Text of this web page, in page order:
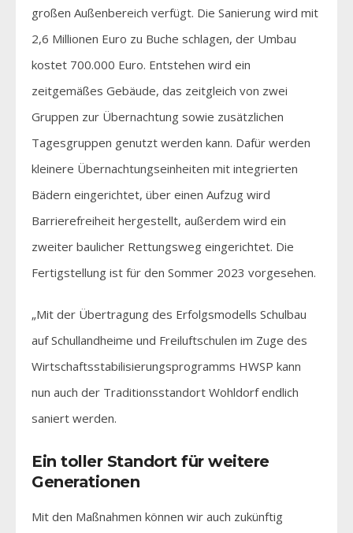
großen Außenbereich verfügt. Die Sanierung wird mit
2,6 Millionen Euro zu Buche schlagen, der Umbau
kostet 700.000 Euro. Entstehen wird ein
zeitgemäßes Gebäude, das zeitgleich von zwei
Gruppen zur Übernachtung sowie zusätzlichen
Tagesgruppen genutzt werden kann. Dafür werden
kleinere Übernachtungseinheiten mit integrierten
Bädern eingerichtet, über einen Aufzug wird
Barrierefreiheit hergestellt, außerdem wird ein
zweiter baulicher Rettungsweg eingerichtet. Die
Fertigstellung ist für den Sommer 2023 vorgesehen.
„Mit der Übertragung des Erfolgsmodells Schulbau
auf Schullandheime und Freiluftschulen im Zuge des
Wirtschaftsstabilisierungsprogramms HWSP kann
nun auch der Traditionsstandort Wohldorf endlich
saniert werden.
Ein toller Standort für weitere
Generationen
Mit den Maßnahmen können wir auch zukünftig